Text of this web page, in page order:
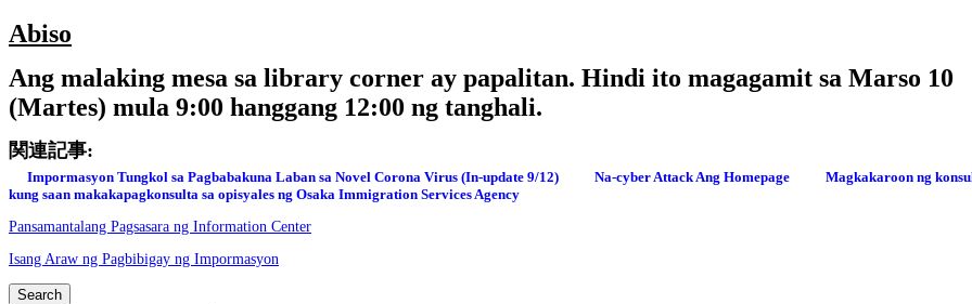
Abiso
Ang malaking mesa sa library corner ay papalitan. Hindi ito magagamit sa Marso 10
(Martes) mula 9:00 hanggang 12:00 ng tanghali.
関連記事:
Impormasyon Tungkol sa Pagbabakuna Laban sa Novel Corona Virus (In-update 9/12) Na-cyber Attack Ang Homepage
Magkakaroon ng
kung saan makakapagkonsulta sa opisyales ng Osaka Immigration Services Agency
Pansamantalang Pagsasara ng Information Center
Isang Araw ng Pagbibigay ng Impormasyon